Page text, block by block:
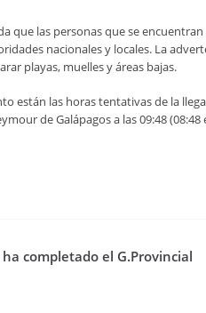
que las personas que se
nacionales y locales. La
playas, muelles y áreas bajas.
están las horas tentativas de la
de Galápagos a las 09:48
completado el G.Provincial